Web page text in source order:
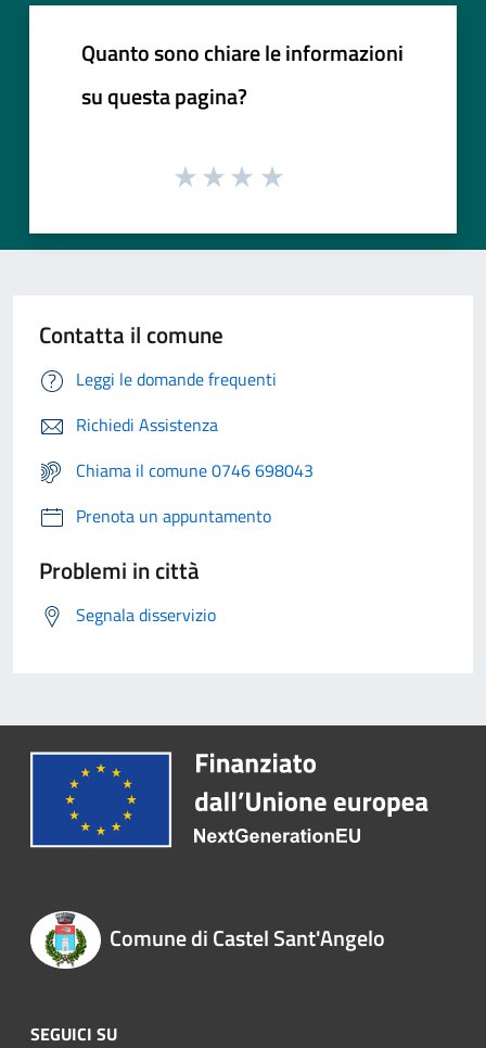
Quanto sono chiare le informazioni
su questa pagina?
Contatta il comune
Leggi le domande frequenti
Richiedi Assistenza
Chiama il comune 0746 698043
Prenota un appuntamento
Problemi in città
Segnala disservizio
Comune di Castel Sant'Angelo
SEGUICI SU